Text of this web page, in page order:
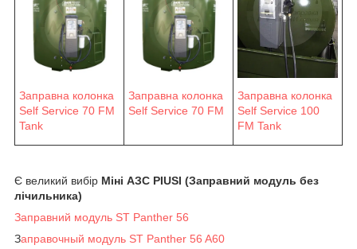
Заправна колонка
Self Service 70 FM
Tank
Заправна колонка
Self Service 70 FM
Заправна колонка
Self Service 100
FM Tank
Є великий вибір Міні АЗС PIUSI (Заправний модуль без
лічильника)
Заправний модуль ST Panther 56
Заправочный модуль ST Panther 56 A60